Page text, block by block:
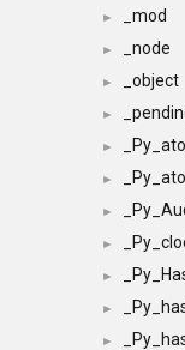
► _mod
► _node
► _object
►
►
►
►
►
►
►
►